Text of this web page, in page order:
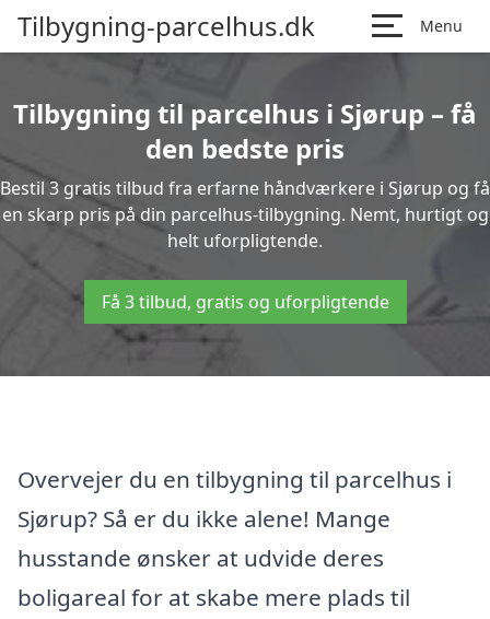
Tilbygning-parcelhus.dk Menu
Tilbygning til parcelhus i Sjørup – få
den bedste pris
Bestil 3 gratis tilbud fra erfarne håndværkere i Sjørup og få
en skarp pris på din parcelhus-tilbygning. Nemt, hurtigt og
helt uforpligtende.
Få 3 tilbud, gratis og uforpligtende
Overvejer du en tilbygning til parcelhus i
Sjørup? Så er du ikke alene! Mange
husstande ønsker at udvide deres
boligareal for at skabe mere plads til